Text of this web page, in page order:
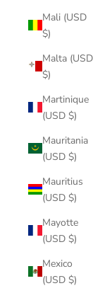
Mali (USD
$)
Malta (USD
$)
Martinique
(USD $)
Mauritania
(USD $)
Mauritius
(USD $)
Mayotte
(USD $)
Mexico
(USD $)